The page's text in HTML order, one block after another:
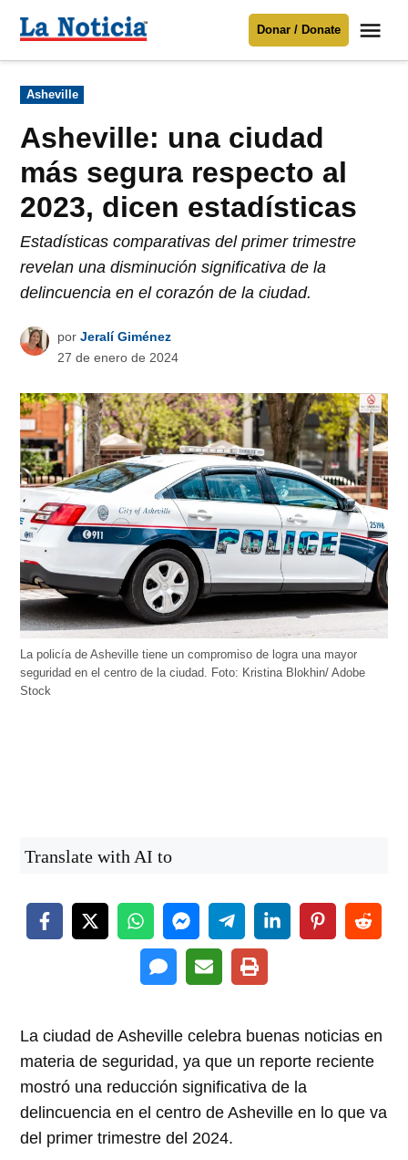
Para mantenerte informado necesitamos
Donar
contenido
Noticia
Donar / Donate
Publicado
en
Asheville
Asheville: una ciudad
más segura respecto al
2023, dicen estadísticas
Estadísticas comparativas del primer trimestre
revelan una disminución significativa de la
delincuencia en el corazón de la ciudad.
por Jeralí Giménez
27 de enero de 2024
La policía de Asheville tiene un compromiso de logra una mayor
seguridad en el centro de la ciudad. Foto: Kristina Blokhin/ Adobe
Stock
Translate with AI to
La ciudad de Asheville celebra buenas noticias en
materia de seguridad, ya que un reporte reciente
mostró una reducción significativa de la
delincuencia en el centro de Asheville en lo que va
del primer trimestre del 2024.